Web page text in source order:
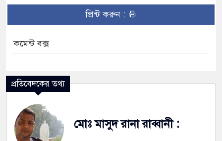
প্রিন্ট করুন :
কমেন্ট বক্স
প্রতিবেদকের তথ্য
মোঃ মাসুদ রানা রাব্বানী :